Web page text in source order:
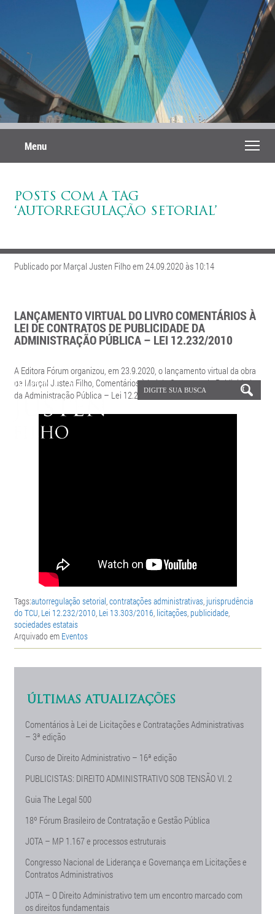
Menu
POSTS COM A TAG
‘AUTORREGULAÇÃO SETORIAL’
Publicado por Marçal Justen Filho em 24.09.2020 às 10:14
LANÇAMENTO VIRTUAL DO LIVRO COMENTÁRIOS À
LEI DE CONTRATOS DE PUBLICIDADE DA
ADMINISTRAÇÃO PÚBLICA – LEI 12.232/2010
A Editora Fórum organizou, em 23.9.2020, o lançamento virtual da obra
de Marçal Justen Filho, Comentários à Lei de Contratos de Publicidade
da Administração Pública – Lei 12.232/2010.
Tags:autorregulação setorial,contratações administrativas, jurisprudência
do TCU, Lei 12.232/2010, Lei 13.303/2016, licitações, publicidade,
sociedades estatais
Arquivado em Eventos
ÚLTIMAS ATUALIZAÇÕES
Comentários à Lei de Licitações e Contratações Administrativas
– 3ª edição
Curso de Direito Administrativo – 16ª edição
PUBLICISTAS: DIREITO ADMINISTRATIVO SOB TENSÃO Vl. 2
Guia The Legal 500
18º Fórum Brasileiro de Contratação e Gestão Pública
JOTA – MP 1.167 e processos estruturais
Congresso Nacional de Liderança e Governança em Licitações e
Contratos Administrativos
JOTA – O Direito Administrativo tem um encontro marcado com
os direitos fundamentais